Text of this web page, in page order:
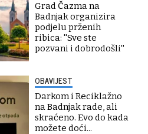
Grad Čazma na
Badnjak organizira
podjelu prženih
ribica: ''Sve ste
pozvani i dobrodošli''
OBAVIJEST
Darkom i Reciklažno
na Badnjak rade, ali
skraćeno. Evo do kada
možete doći...